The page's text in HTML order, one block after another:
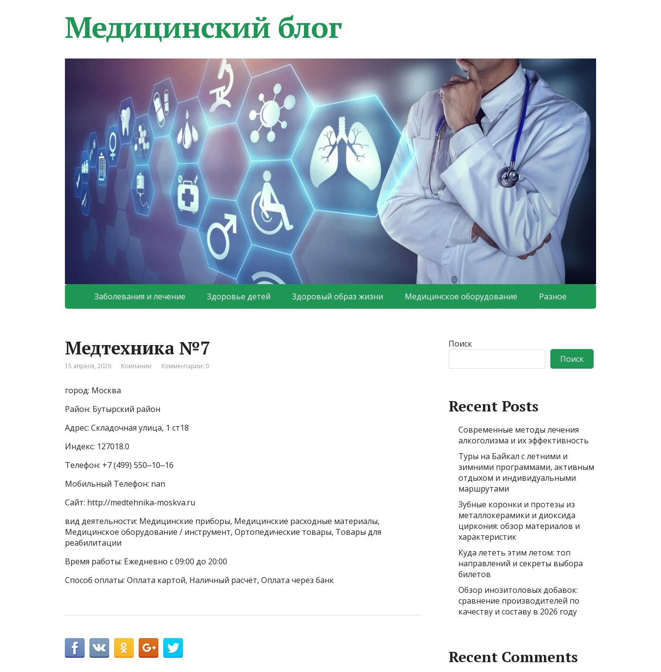
Медицинский блог
Заболевания и лечение Здоровье детей Здоровый образ жизни Медицинское оборудование Разное
Медтехника №7
15 апреля, 2026 Компании Комментарии: 0
город: Москва
Район: Бутырский район
Адрес: Складочная улица, 1 ст18
Индекс: 127018.0
Телефон: +7 (499) 550‒10‒16
Мобильный Телефон: nan
Сайт: http://medtehnika-moskva.ru
вид деятельности: Медицинские приборы, Медицинские расходные материалы,
Медицинское оборудование / инструмент, Ортопедические товары, Товары для
реабилитации
Время работы: Ежедневно с 09:00 до 20:00
Способ оплаты: Оплата картой, Наличный расчёт, Оплата через банк
Поиск
Поиск
Recent Posts
Современные методы лечения
алкоголизма и их эффективность
Туры на Байкал с летними и
зимними программами, активным
отдыхом и индивидуальными
маршрутами
Зубные коронки и протезы из
металлокерамики и диоксида
циркония: обзор материалов и
характеристик
Куда лететь этим летом: топ
направлений и секреты выбора
билетов
Обзор инозитоловых добавок:
сравнение производителей по
качеству и составу в 2026 году
Recent Comments